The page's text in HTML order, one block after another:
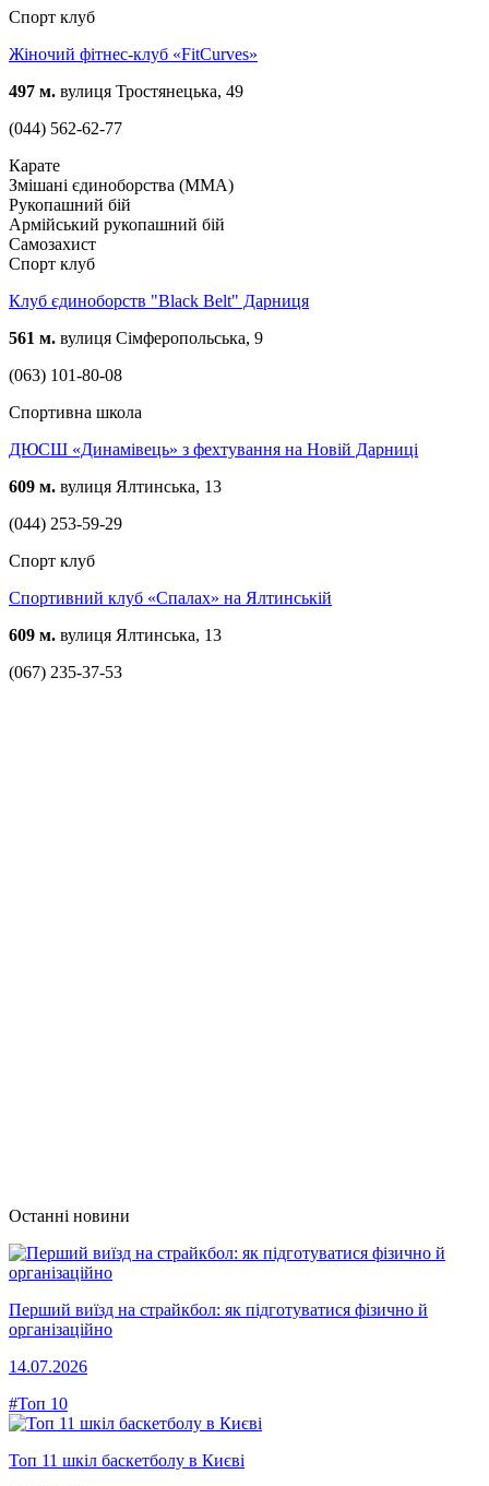
Спорт клуб
Жіночий фітнес-клуб «FitCurves»
497 м. вулиця Тростянецька, 49
(044) 562-62-77
Карате
Змішані єдиноборства (ММА)
Рукопашний бій
Армійський рукопашний бій
Самозахист
Спорт клуб
Клуб єдиноборств "Black Belt" Дарниця
561 м. вулиця Сімферопольська, 9
(063) 101-80-08
Спортивна школа
ДЮСШ «Динамівець» з фехтування на Новій Дарниці
609 м. вулиця Ялтинська, 13
(044) 253-59-29
Спорт клуб
Спортивний клуб «Спалах» на Ялтинській
609 м. вулиця Ялтинська, 13
(067) 235-37-53
Останні новини
Перший виїзд на страйкбол: як підготуватися фізично й
організаційно
14.07.2026
#Топ 10
Топ 11 шкіл баскетболу в Києві